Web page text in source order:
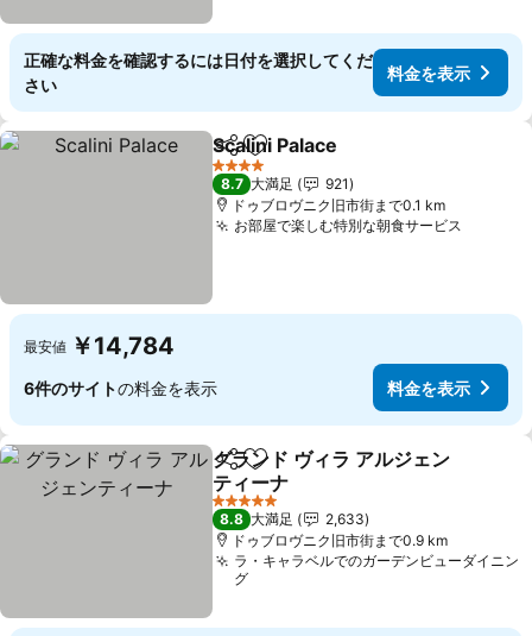
正確な料金を確認するには日付を選択してくだ
さい
料金を表示
シェアお気に入りに追加
Scalini Palace
4 ホテルのランク
8.7 大満足
921
ドゥブロヴニク旧市街まで0.1 km
お部屋で楽しむ特別な朝食サービス
最安値 ￥14,784
6件のサイトの料金を表示 料金を表示
シェアお気に入りに追加
グランド ヴィラ アルジェン
ティーナ
料金を表示
5 ホテルのランク
8.8 大満足
2,633
ドゥブロヴニク旧市街まで0.9 km
ラ・キャラベルでのガーデンビューダイニン
グ